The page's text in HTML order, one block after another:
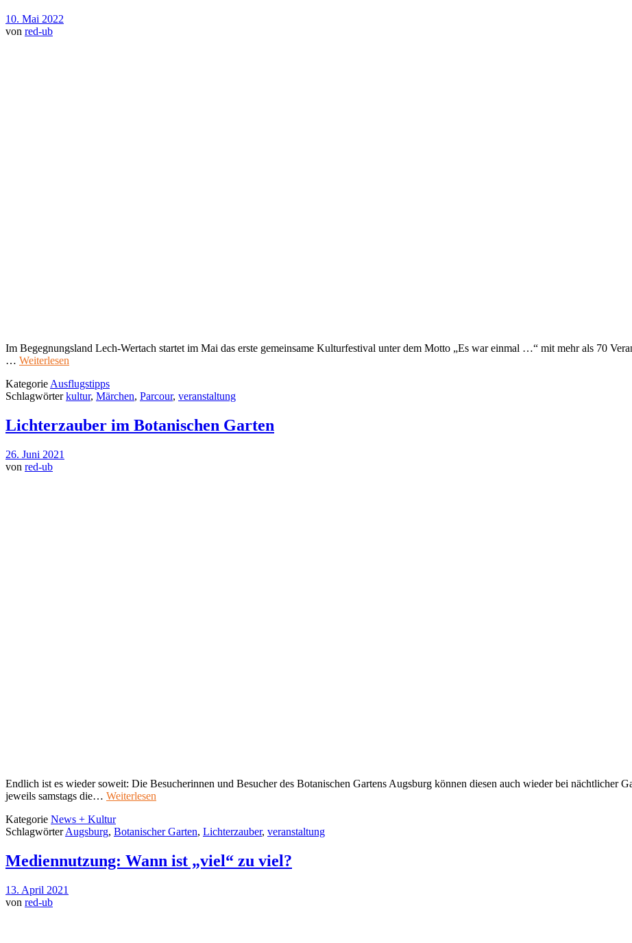
10. Mai 2022
von red-ub
Im Begegnungsland Lech-Wertach startet im Mai das erste gemeinsame Kulturfestival unter dem Motto „Es war einmal …“ mit mehr als 70
… Weiterlesen
KategorieAusflugstipps
Schlagwörterkultur, Märchen, Parcour, veranstaltung
Lichterzauber im Botanischen Garten
26. Juni 2021
von red-ub
Endlich ist es wieder soweit: Die Besucherinnen und Besucher des Botanischen Gartens Augsburg können diesen auch wieder bei nächtlicher
jeweils samstags die… Weiterlesen
Kategorie News + Kultur
SchlagwörterAugsburg, Botanischer Garten, Lichterzauber, veranstaltung
Mediennutzung: Wann ist „viel“ zu viel?
13. April 2021
von red-ub